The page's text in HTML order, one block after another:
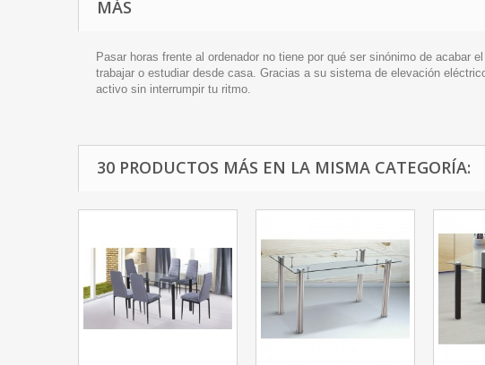
MÁS
Pasar horas frente al ordenador no tiene por qué ser sinónimo de
trabajar o estudiar desde casa. Gracias a su sistema de elevación
activo sin interrumpir tu ritmo.
30 PRODUCTOS MÁS EN LA MISMA CATEGORÍA: